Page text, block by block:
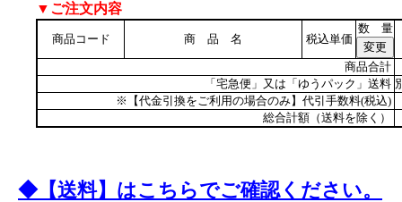
▼ご注文内容
商品コード 商 品 名 税込単価
数 量
商品合計
「宅急便」又は「ゆうパック」送料
※【代金引換をご利用の場合のみ】代引手数料(税込)
総合計額（送料を除く）
◆【送料】はこちらでご確認ください。